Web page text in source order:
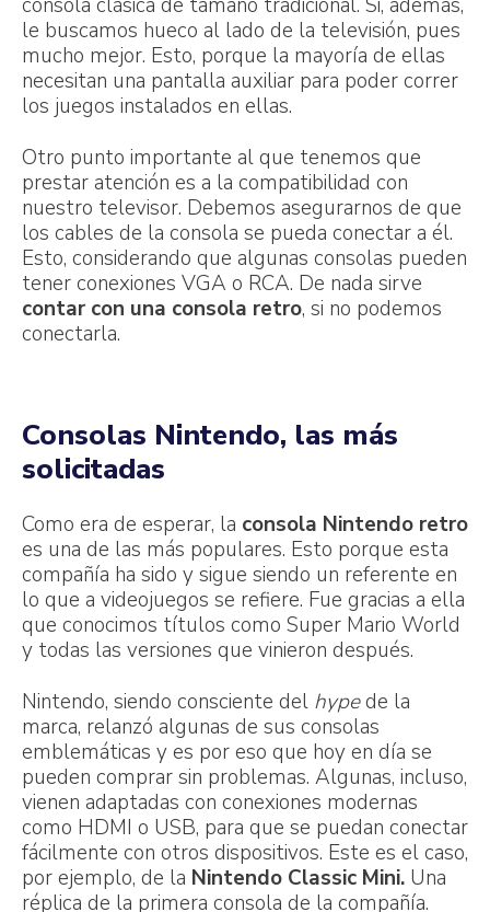
le buscamos hueco al lado de la televisión, pues
mucho mejor. Esto, porque la mayoría de ellas
necesitan una pantalla auxiliar para poder correr
los juegos instalados en ellas.
Otro punto importante al que tenemos que
prestar atención es a la compatibilidad con
nuestro televisor. Debemos asegurarnos de que
los cables de la consola se pueda conectar a él.
Esto, considerando que algunas consolas pueden
tener conexiones VGA o RCA. De nada sirve
contar con una consola retro, si no podemos
conectarla.
Consolas Nintendo, las más
solicitadas
Como era de esperar, la consola Nintendo retro
es una de las más populares. Esto porque esta
compañía ha sido y sigue siendo un referente en
lo que a videojuegos se refiere. Fue gracias a ella
que conocimos títulos como Super Mario World
y todas las versiones que vinieron después.
Nintendo, siendo consciente del hypede la
marca, relanzó algunas de sus consolas
emblemáticas y es por eso que hoy en día se
pueden comprar sin problemas. Algunas, incluso,
vienen adaptadas con conexiones modernas
como HDMI o USB, para que se puedan conectar
fácilmente con otros dispositivos. Este es el caso,
por ejemplo, de la Nintendo Classic Mini. Una
réplica de la primera consola de la compañía.